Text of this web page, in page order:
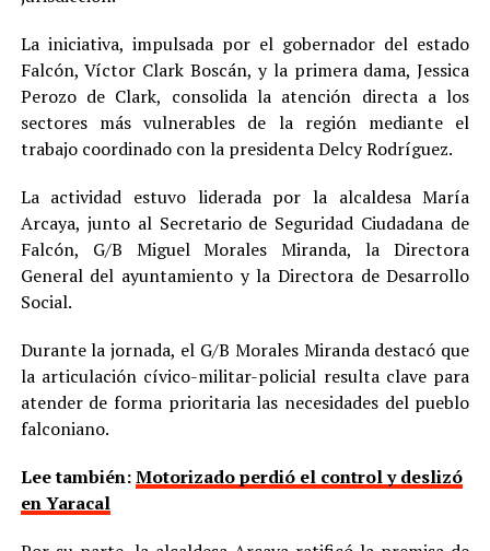
La iniciativa, impulsada por el gobernador del estado
Falcón, Víctor Clark Boscán, y la primera dama, Jessica
Perozo de Clark, consolida la atención directa a los
sectores más vulnerables de la región mediante el
trabajo coordinado con la presidenta Delcy Rodríguez.
La actividad estuvo liderada por la alcaldesa María
Arcaya, junto al Secretario de Seguridad Ciudadana de
Falcón, G/B Miguel Morales Miranda, la Directora
General del ayuntamiento y la Directora de Desarrollo
Social.
Durante la jornada, el G/B Morales Miranda destacó que
la articulación cívico-militar-policial resulta clave para
atender de forma prioritaria las necesidades del pueblo
falconiano.
Lee también:Motorizado perdió el control y deslizó
en Yaracal